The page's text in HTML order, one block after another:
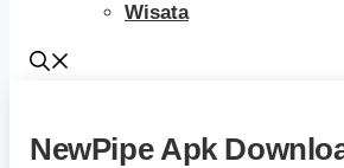
Wisata
NewPipe Apk